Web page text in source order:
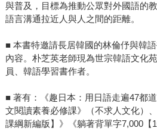
與普及，目標為推動公眾對外國語的
語言溝通拉近人與人之間的距離。
■ 本書特邀請長居韓國的林倫伃與韓
內容。朴芝英老師現為世宗韓語文化
員、韓語學習書作者。
■ 著有：《趣日本：用日語走遍47都
文閱讀素養必修課》（不求人文化）
課綱新編版】》《躺著背單字7,000【